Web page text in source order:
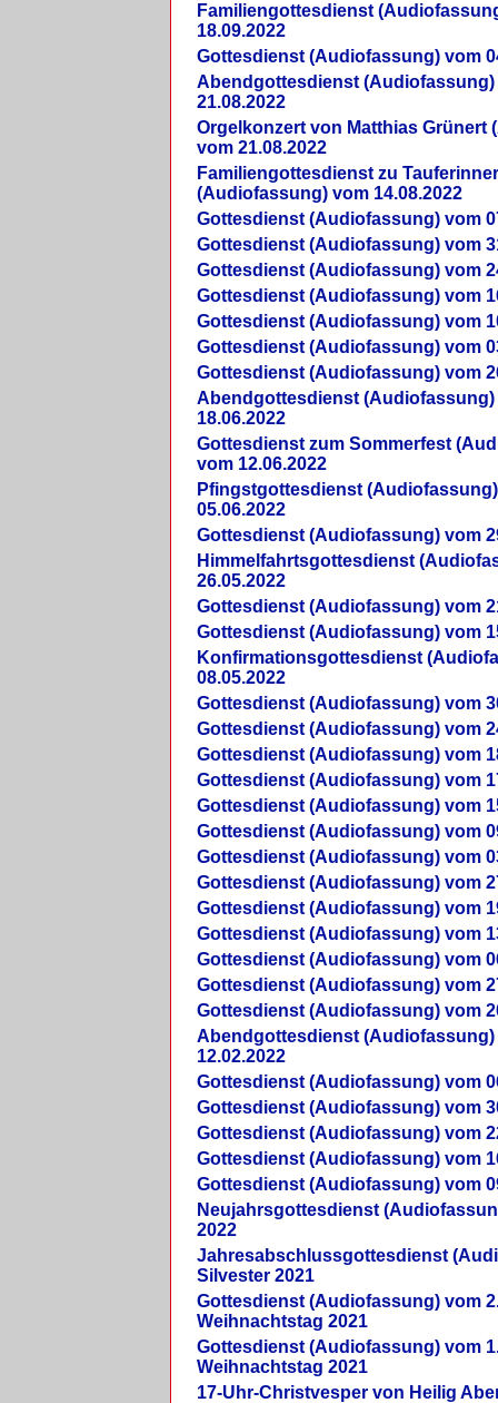
Familiengottesdienst
18.09.2022
Gottesdienst (Audiofassung) vom
Abendgottesdienst (Audiofassung)
21.08.2022
Orgelkonzert von Matthias Grünert
vom 21.08.2022
Familiengottesdienst zu
(Audiofassung) vom 14.08.2022
Gottesdienst (Audiofassung) vom
Gottesdienst (Audiofassung) vom
Gottesdienst (Audiofassung) vom
Gottesdienst (Audiofassung) vom
Gottesdienst (Audiofassung) vom
Gottesdienst (Audiofassung) vom
Gottesdienst (Audiofassung) vom
Abendgottesdienst (Audiofassung)
18.06.2022
Gottesdienst zum Sommerfest
vom 12.06.2022
Pfingstgottesdienst
05.06.2022
Gottesdienst (Audiofassung) vom
Himmelfahrtsgottesdienst
26.05.2022
Gottesdienst (Audiofassung) vom
Gottesdienst (Audiofassung) vom
Konfirmationsgottesdienst
08.05.2022
Gottesdienst (Audiofassung) vom
Gottesdienst (Audiofassung) vom
Gottesdienst (Audiofassung) vom
Gottesdienst (Audiofassung) vom
Gottesdienst (Audiofassung) vom
Gottesdienst (Audiofassung) vom
Gottesdienst (Audiofassung) vom
Gottesdienst (Audiofassung) vom
Gottesdienst (Audiofassung) vom
Gottesdienst (Audiofassung) vom
Gottesdienst (Audiofassung) vom
Gottesdienst (Audiofassung) vom
Gottesdienst (Audiofassung) vom
Abendgottesdienst (Audiofassung)
12.02.2022
Gottesdienst (Audiofassung) vom
Gottesdienst (Audiofassung) vom
Gottesdienst (Audiofassung) vom
Gottesdienst (Audiofassung) vom
Gottesdienst (Audiofassung) vom
Neujahrsgottesdienst
2022
Jahresabschlussgottesdienst
Silvester 2021
Gottesdienst (Audiofassung) vom
Weihnachtstag 2021
Gottesdienst (Audiofassung) vom
Weihnachtstag 2021
17-Uhr-Christvesper von Heilig